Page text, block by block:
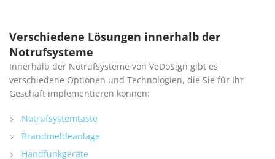
Verschiedene Lösungen innerhalb der
Notrufsysteme
Innerhalb der Notrufsysteme von VeDoSign gibt es
verschiedene Optionen und Technologien, die Sie für Ihr
Geschäft implementieren können:
Notrufsystemtaste
Brandmeldeanlage
Handfunkgeräte